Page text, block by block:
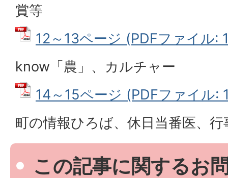
賞等
12～13ページ (PDFファイル:
know「農」、カルチャー
14～15ページ (PDFファイル:
町の情報ひろば、休日当番医、行
この記事に関するお